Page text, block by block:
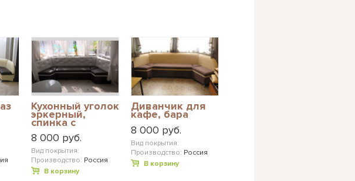
Кухонный уголок
эркерный,
спинка с
пуговицами
8 000 руб.
Вид покрытия:
Производство: Россия
В корзину
Диванчик для
кафе, бара
8 000 руб.
Вид покрытия:
Производство: Россия
В корзину